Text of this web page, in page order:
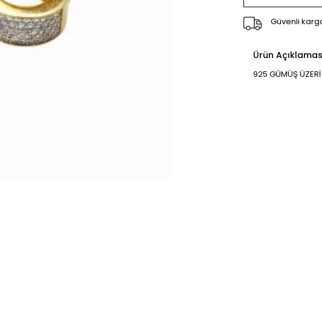
Güvenli
Ürün
925 GÜMÜŞ